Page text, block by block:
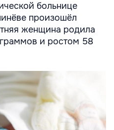
больнице
произошёл
женщина родила
и ростом 58